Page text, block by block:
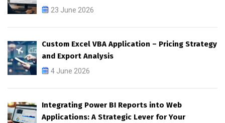
23 June 2026
Custom Excel VBA Application – Pricing Strategy
and Export Analysis
4 June 2026
Integrating Power BI Reports into Web
Applications: A Strategic Lever for Your